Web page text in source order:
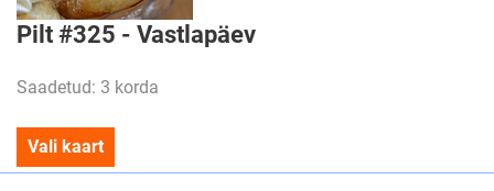
Pilt #325 - Vastlapäev
Saadetud: 3 korda
Vali kaart